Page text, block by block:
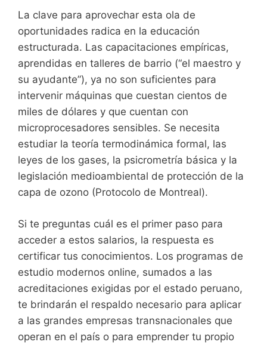
La clave para aprovechar esta ola de
oportunidades radica en la educación
estructurada. Las capacitaciones empíricas,
aprendidas en talleres de barrio (“el maestro y
su ayudante”), ya no son suficientes para
intervenir máquinas que cuestan cientos de
miles de dólares y que cuentan con
microprocesadores sensibles. Se necesita
estudiar la teoría termodinámica formal, las
leyes de los gases, la psicrometría básica y la
legislación medioambiental de protección de la
capa de ozono (Protocolo de Montreal).
Si te preguntas cuál es el primer paso para
acceder a estos salarios, la respuesta es
certificar tus conocimientos. Los programas de
estudio modernos online, sumados a las
acreditaciones exigidas por el estado peruano,
te brindarán el respaldo necesario para aplicar
a las grandes empresas transnacionales que
operan en el país o para emprender tu propio